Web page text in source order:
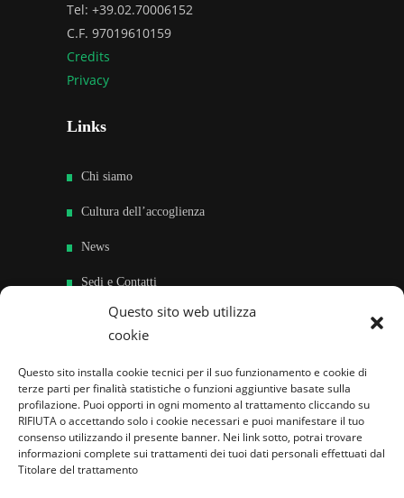
Questo sito web utilizza
cookie
Questo sito installa cookie tecnici per il suo funzionamento e cookie di
terze parti per finalità statistiche o funzioni aggiuntive basate sulla
profilazione. Puoi opporti in ogni momento al trattamento cliccando su
RIFIUTA o accettando solo i cookie necessari e puoi manifestare il tuo
consenso utilizzando il presente banner. Nei link sotto, potrai trovare
informazioni complete sui trattamenti dei tuoi dati personali effettuati dal
Titolare del trattamento
Tel: +39.02.70006152
C.F. 97019610159
Credits
Privacy
Links
Chi siamo
Cultura dell’accoglienza
News
Sedi e Contatti
Sostieni
Famiglie per l’accoglienza nel mondo